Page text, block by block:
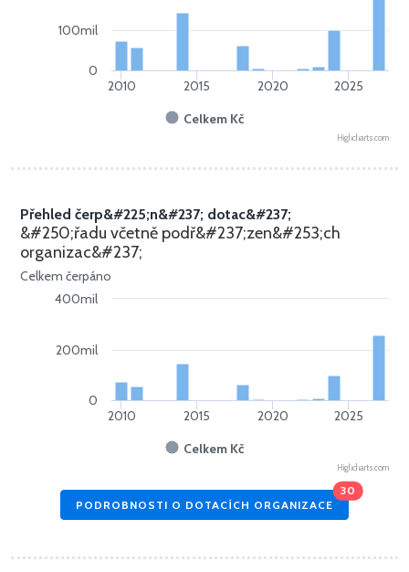
Celkem Kč
2010 2015 2020 2025
0
100mil
Highcharts.com
Celkem čerpáno
Přehled čerp&#225;n&#237; dotac&#237;
&#250;řadu včetně podř&#237;zen&#253;ch
organizac&#237;
Celkem Kč
2010 2015 2020 2025
0
200mil
400mil
Highcharts.com
PODROBNOSTI O DOTACÍCH ORGANIZACE
30